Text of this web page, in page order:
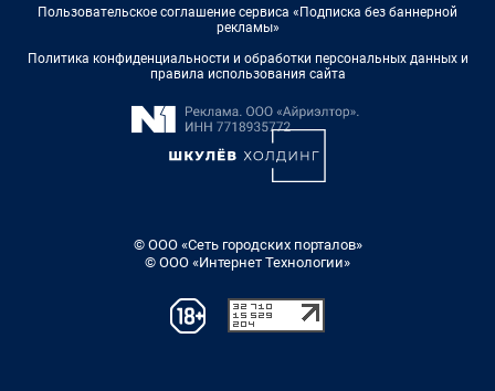
Пользовательское соглашение сервиса «Подписка без баннерной
рекламы»
Политика конфиденциальности и обработки персональных данных и
правила использования сайта
© ООО «Сеть городских порталов»
© ООО «Интернет Технологии»